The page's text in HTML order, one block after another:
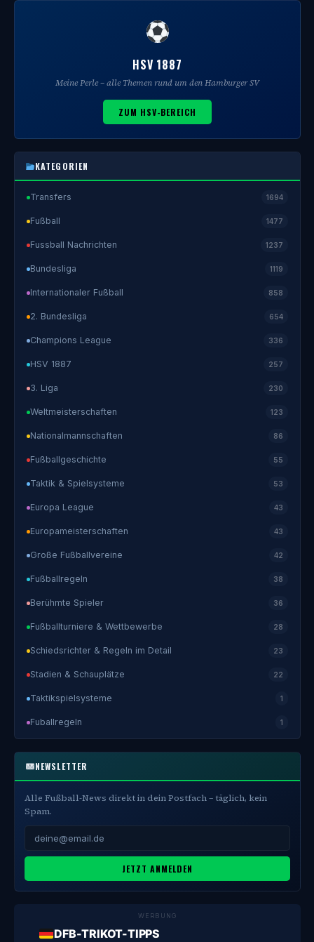
HSV 1887
Meine Perle – alle Themen rund um den Hamburger SV
ZUM HSV-BEREICH
KATEGORIEN
Transfers 1694
Fußball 1477
Fussball Nachrichten 1237
Bundesliga 1119
Internationaler Fußball 858
2. Bundesliga 654
Champions League 336
HSV 1887 257
3. Liga 230
Weltmeisterschaften 123
Nationalmannschaften 86
Fußballgeschichte 55
Taktik & Spielsysteme 53
Europa League 43
Europameisterschaften 43
Große Fußballvereine 42
Fußballregeln 38
Berühmte Spieler 36
Fußballturniere & Wettbewerbe 28
Schiedsrichter & Regeln im Detail 23
Stadien & Schauplätze 22
Taktikspielsysteme 1
Fuballregeln 1
NEWSLETTER
Alle Fußball-News direkt in dein Postfach – täglich, kein
Spam.
JETZT ANMELDEN
WERBUNG
DFB-TRIKOT-TIPPS